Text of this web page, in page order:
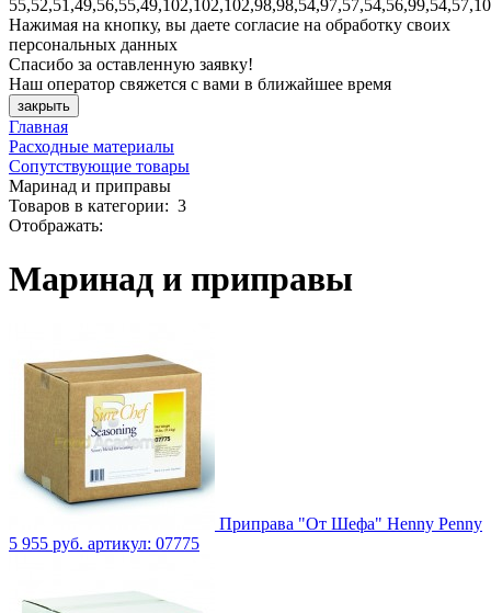
Нажимая на кнопку, вы даете согласие на обработку своих
персональных данных
Спасибо за оставленную заявку!
Наш оператор свяжется с вами в ближайшее время
закрыть
Главная
Расходные материалы
Сопутствующие товары
Маринад и приправы
Товаров в категории: 3
Отображать:
Маринад и приправы
Приправа "От Шефа" Henny Penny
5 955 руб. артикул: 07775